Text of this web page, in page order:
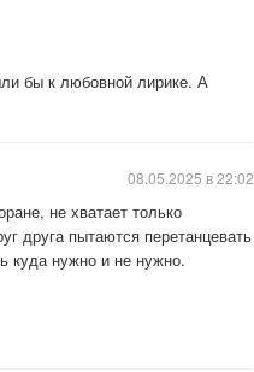
бы к любовной лирике. А
не хватает только
друга пытаются перетанцевать
куда нужно и не нужно.
08.05.2025 в 22:02